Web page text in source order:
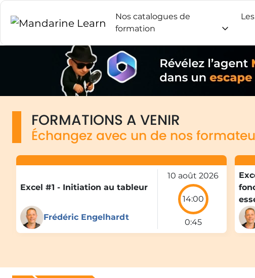
Nos catalogues de
formation
FORMATIONS A VENIR
Échangez avec un de nos
Excel #1 - Initiation au tableur
Frédéric Engelhardt
10 août 2026
14:00
0:45